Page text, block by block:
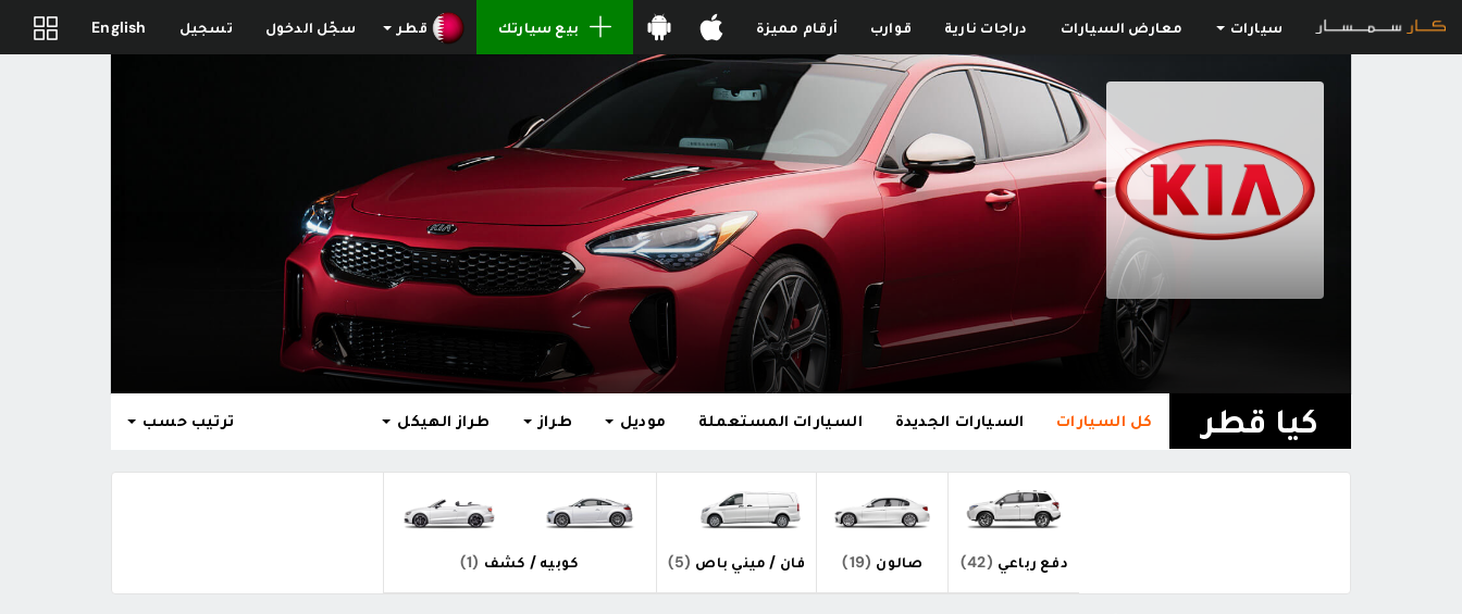
سيارات معارض السيارات دراجات نارية قوارب أرقام مميزة بيع سيارتك قطر سجّل الدخول تسجيل English
كيا قطر كل السيارات السيارات الجديدة السيارات المستعملة موديل طراز طراز الهيكل ترتيب حسب
دفع رباعي (42) صالون (19) فان / ميني باص (5) كوبيه / كشف (1)